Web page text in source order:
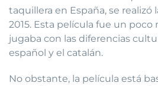
taquillera en España, se realizó
2015. Esta película fue un poco
jugaba con las diferencias
español y el catalán.
No obstante, la película está